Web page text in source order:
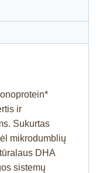
ir
Sukurtas
mikrodumblių
DHA
sistemų